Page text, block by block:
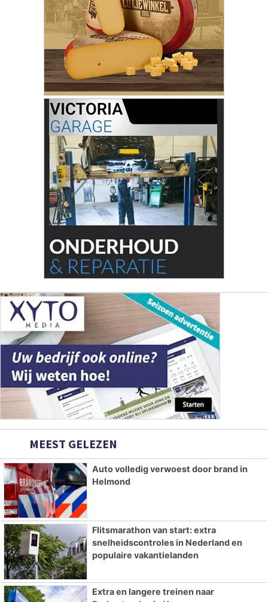
MEEST GELEZEN
Auto volledig verwoest door brand in
Helmond
Flitsmarathon van start: extra
snelheidscontroles in Nederland en
populaire vakantielanden
Extra en langere treinen naar